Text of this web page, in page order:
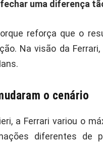
uma diferença
reforça que o
Na visão da
o cenário
a Ferrari variou o
diferentes de